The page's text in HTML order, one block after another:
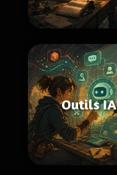
Outils IA